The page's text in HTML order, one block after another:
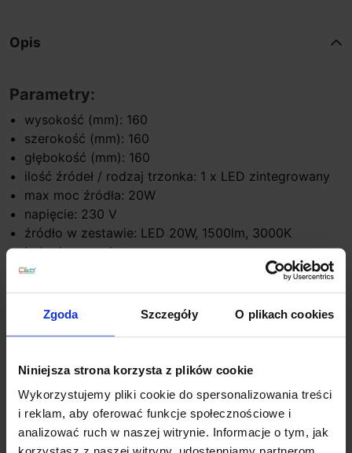
Zgoda Szczegóły O plikach cookies
Niniejsza strona korzysta z plików cookie
Wykorzystujemy pliki cookie do spersonalizowania treści
i reklam, aby oferować funkcje społecznościowe i
analizować ruch w naszej witrynie. Informacje o tym, jak
Opis
Parametry:
wysokość (mm): 160
szerokość (mm): 160
głębokość (mm): 160
ilość źródeł / rodzaj trzonka: 1 x LED zintegrowany
max moc źródła: 20W
napięcie: 230 V
źródło w zestawie: LED 20W, 1500lm, 3000K
kolor lampy: złoty
materiał: aluminium/szkło
IP: 20
Szczegóły produktu
Zobacz także